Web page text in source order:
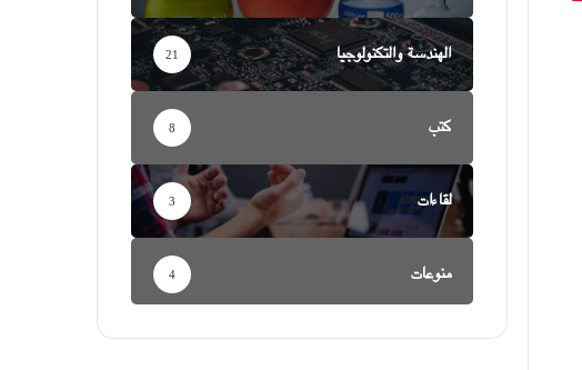
الهندسة والتكنولوجيا 21
كتب 8
لقاءات 3
منوعات 4